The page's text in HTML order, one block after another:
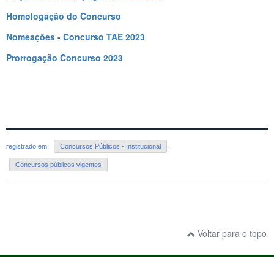
Homologação do Concurso
Nomeações - Concurso TAE 2023
Prorrogação Concurso 2023
registrado em: Concursos Públicos - Institucional
Concursos públicos vigentes
Voltar para o topo